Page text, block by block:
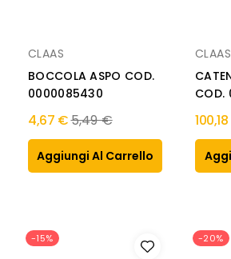
CLAAS
BOCCOLA ASPO COD.
0000085430
4,67 €Prezzo
normale
5,49 €
Aggiungi Al Carrello
CLAAS
COD.
-15% -20%